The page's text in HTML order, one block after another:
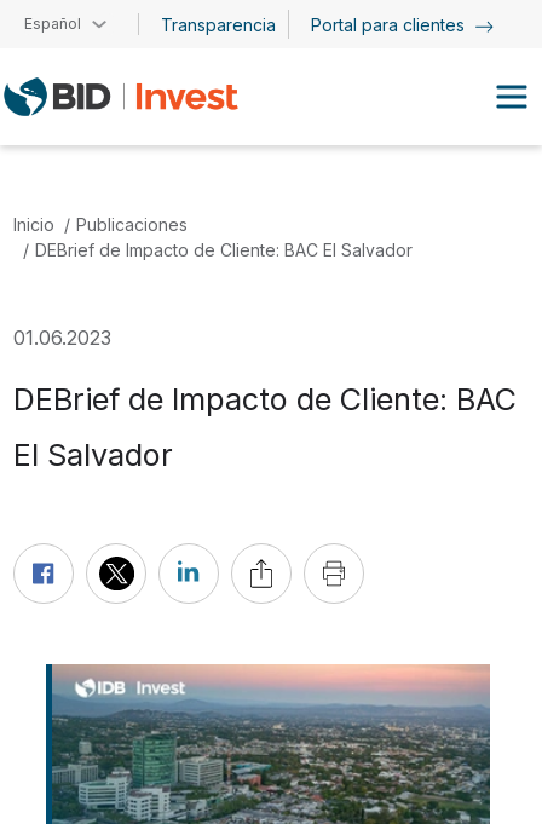
Pasar al contenido principal
Español Transparencia Portal para clientes
Inicio
Publicaciones
DEBrief de Impacto de Cliente: BAC El Salvador
01.06.2023
DEBrief de Impacto de Cliente: BAC
El Salvador